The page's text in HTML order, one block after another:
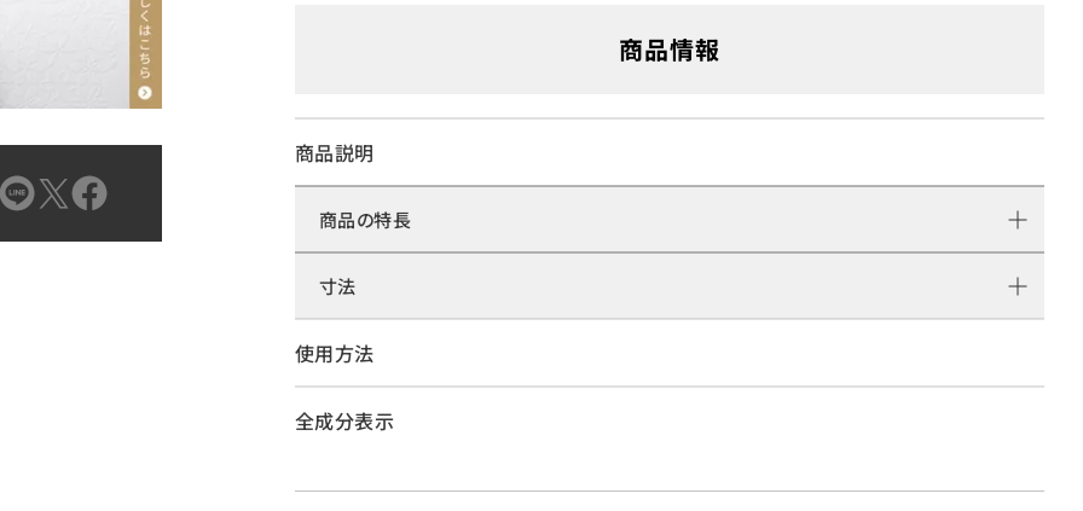
商品情報
商品説明
商品の特長
寸法
使用方法
全成分表示